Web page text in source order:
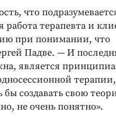
что
терапевта и
при понимании, что
Падве. — И
является
терапии,
создавать свою
не очень понятно».